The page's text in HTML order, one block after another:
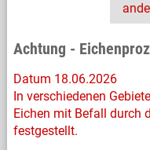
Achtung -
Datum 18.06.2026
In verschiedenen
Eichen mit Befall durch
festgestellt.